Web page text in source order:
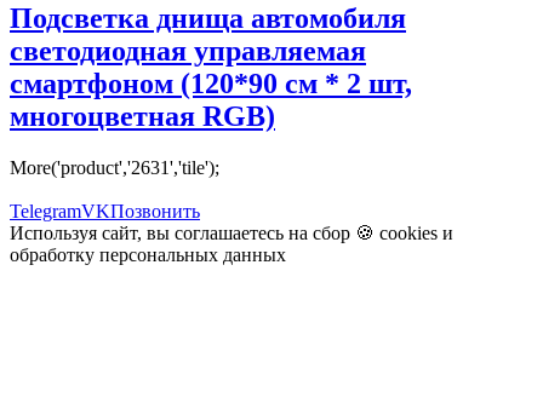
Подсветка днища автомобиля
светодиодная управляемая
смартфоном (120*90 см * 2 шт,
многоцветная RGB)
More('product','2631','tile');
TelegramVKПозвонить
Используя сайт, вы соглашаетесь на сбор 🍪 cookies и
обработку персональных данных